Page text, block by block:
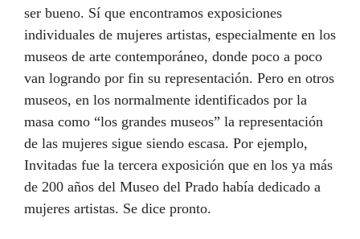
ser bueno. Sí que encontramos exposiciones
individuales de mujeres artistas, especialmente en los
museos de arte contemporáneo, donde poco a poco
van logrando por fin su representación. Pero en otros
museos, en los normalmente identificados por la
masa como “los grandes museos” la representación
de las mujeres sigue siendo escasa. Por ejemplo,
Invitadas fue la tercera exposición que en los ya más
de 200 años del Museo del Prado había dedicado a
mujeres artistas. Se dice pronto.